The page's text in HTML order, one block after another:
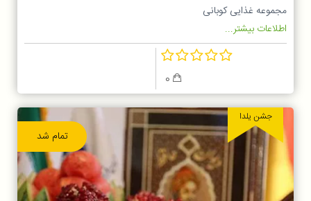
مجموعه غذایی کوبانی
اطلاعات بیشتر...
تمام شد
جشن یلدا